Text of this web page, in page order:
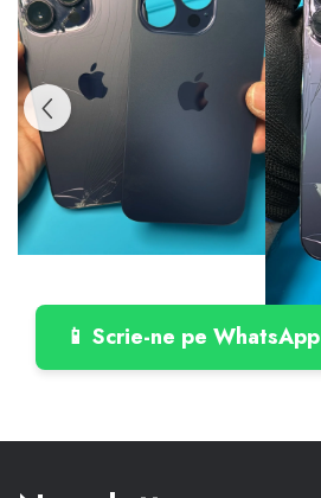
Housing iPhone
iPhone 6s
📱 Scrie-ne pe WhatsApp